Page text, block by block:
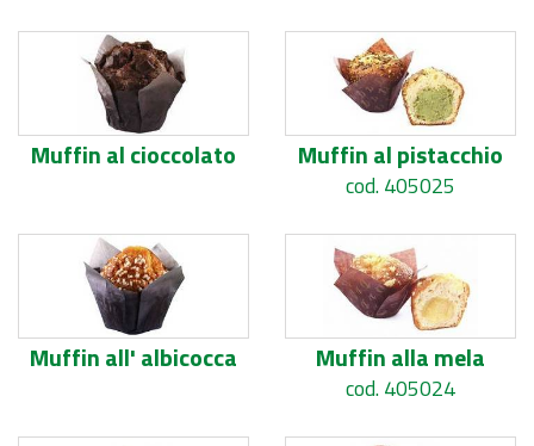
Muffin al cioccolato Muffin al pistacchio
cod. 405025
Muffin all' albicocca Muffin alla mela
cod. 405024